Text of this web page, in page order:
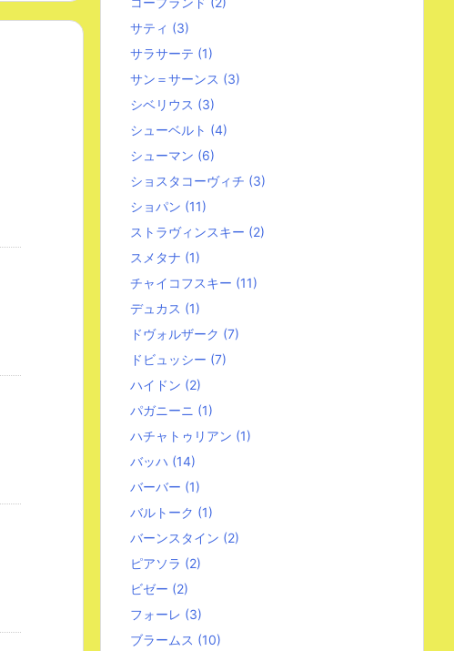
サティ (3)
サラサーテ (1)
サン＝サーンス (3)
シベリウス (3)
シューベルト (4)
シューマン (6)
ショスタコーヴィチ (3)
ショパン (11)
ストラヴィンスキー (2)
スメタナ (1)
チャイコフスキー (11)
デュカス (1)
ドヴォルザーク (7)
ドビュッシー (7)
ハイドン (2)
パガニーニ (1)
ハチャトゥリアン (1)
バッハ (14)
バーバー (1)
バルトーク (1)
バーンスタイン (2)
ピアソラ (2)
ビゼー (2)
フォーレ (3)
ブラームス (10)